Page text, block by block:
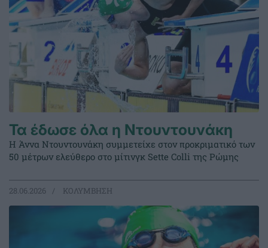
Τα έδωσε όλα η Ντουντουνάκη
Η Άννα Ντουντουνάκη συμμετείχε στον προκριματικό των
50 μέτρων ελεύθερο στο μίτινγκ Sette Colli της Ρώμης
28.06.2026 ΚΟΛΥΜΒΗΣΗ